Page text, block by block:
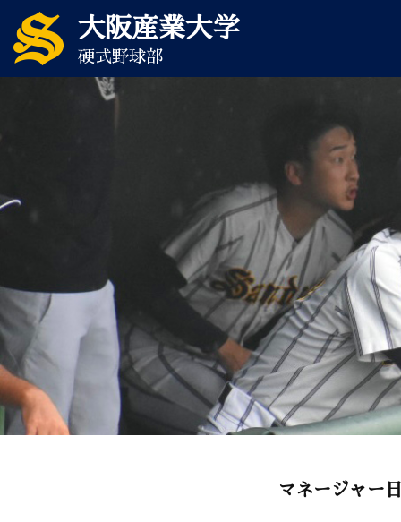
大阪産業大学
硬式野球部
マネージャー